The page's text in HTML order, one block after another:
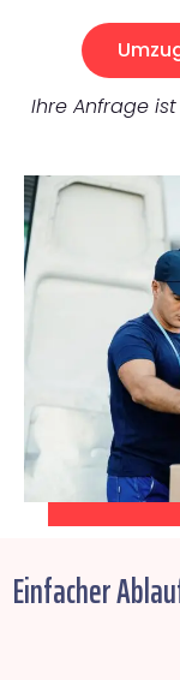
Ihre Anfrage ist
Einfacher